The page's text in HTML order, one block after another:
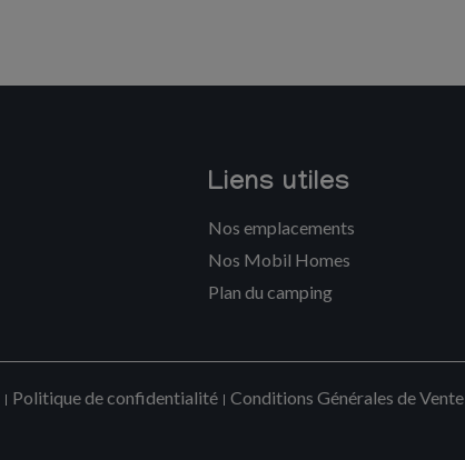
Liens utiles
Nos emplacements
Nos Mobil Homes
Plan du camping
Politique de confidentialité Conditions Générales de Vente